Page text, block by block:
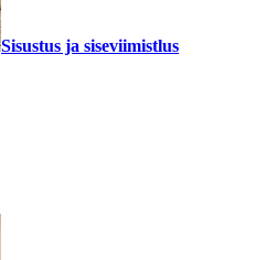
Sisustus ja siseviimistlus